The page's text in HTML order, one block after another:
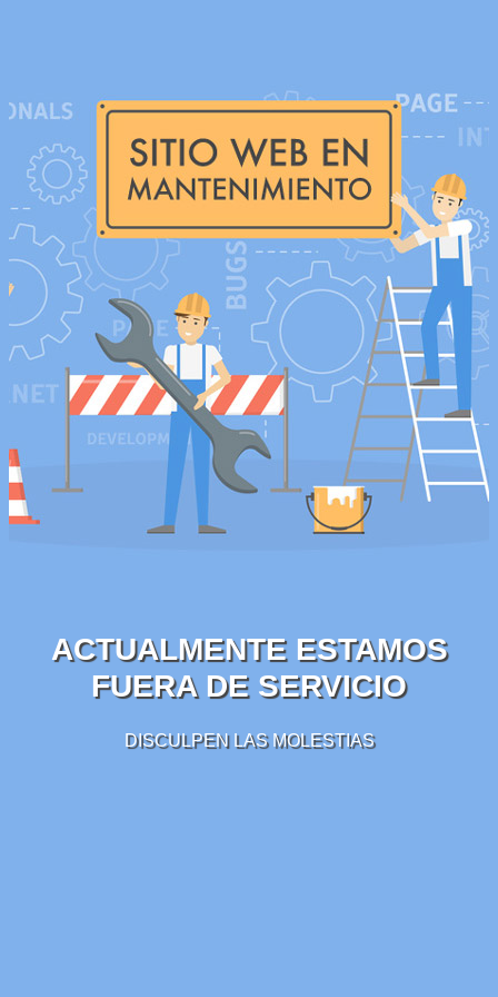
ACTUALMENTE ESTAMOS
FUERA DE SERVICIO
DISCULPEN LAS MOLESTIAS